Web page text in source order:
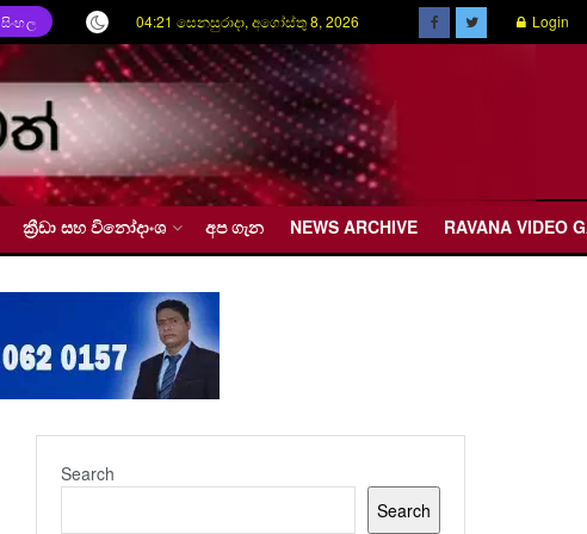
සිංහල 04:21 සෙනසුරාදා, අගෝස්තු 8, 2026 Login
ක්‍රීඩා සහ විනෝදාංශ අප ගැන NEWS ARCHIVE RAVANA VIDEO
Search
Search